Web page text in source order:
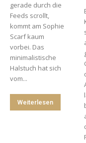
gerade durch die
Feeds scrollt,
kommt am Sophie
Scarf kaum
vorbei. Das
minimalistische
Halstuch hat sich
vom...
Weiterlesen